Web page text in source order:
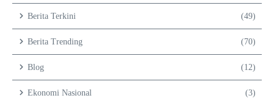
Berita Terkini (49)
Berita Trending (70)
Blog (12)
Ekonomi Nasional (3)